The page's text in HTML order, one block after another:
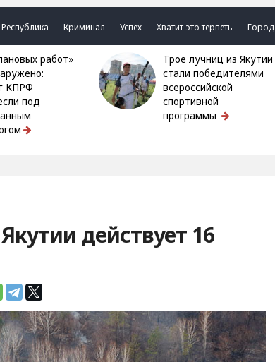
Республика Криминал Успех Хватит это терпеть Город
КПРФ
под
Трое лучниц из Якутии
стали победителями
всероссийской
спортивной
программы
действует 16